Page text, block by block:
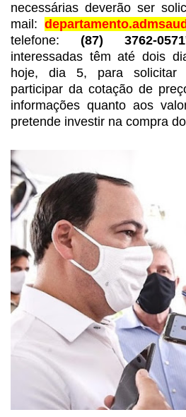
necessárias deverão ser
mail:
telefone: (87) 3762-0571
interessadas têm até dois
hoje, dia 5, para solicitar
participar da cotação de
informações quanto aos
pretende investir na compra